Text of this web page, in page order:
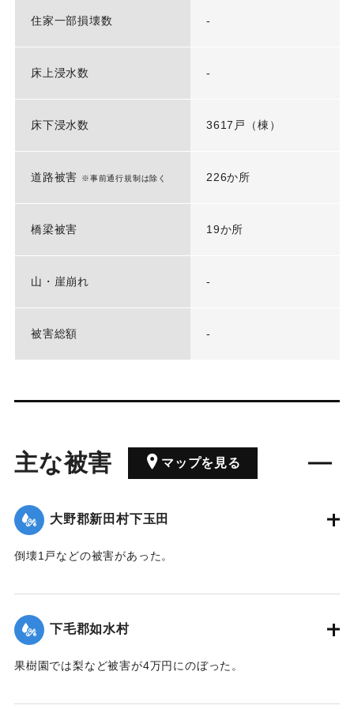
住家一部損壊数 -
床上浸水数 -
床下浸水数 3617戸（棟）
道路被害 ※事前通行規制は除く 226か所
橋梁被害 19か所
山・崖崩れ -
被害総額 -
主な被害 マップを見る
大野郡新田村下玉田
倒壊1戸などの被害があった。
｜固有コード:00474072
下毛郡如水村
果樹園では梨など被害が4万円にのぼった。